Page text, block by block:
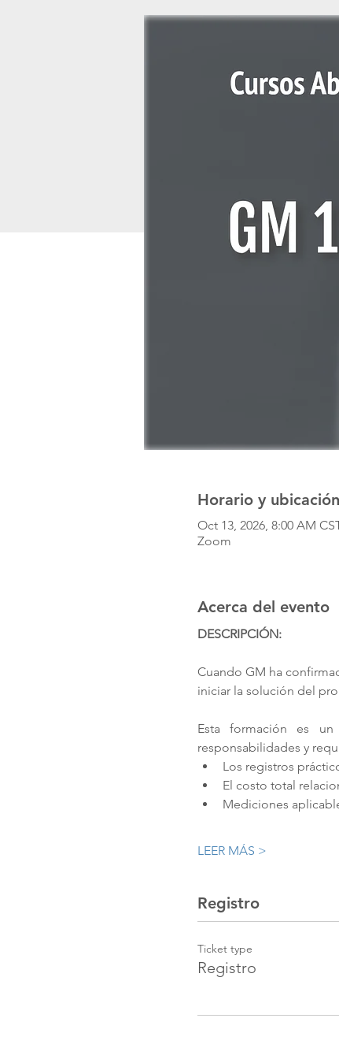
Horario y ubicación
Oct 13, 2026, 8:00 AM
Zoom
Acerca del evento
DESCRIPCIÓN:
Cuando GM ha
iniciar la solución del
Esta formación es
responsabilidades y
Los registros
El costo total
Mediciones
LEER MÁS >
Registro
Ticket type
Registro